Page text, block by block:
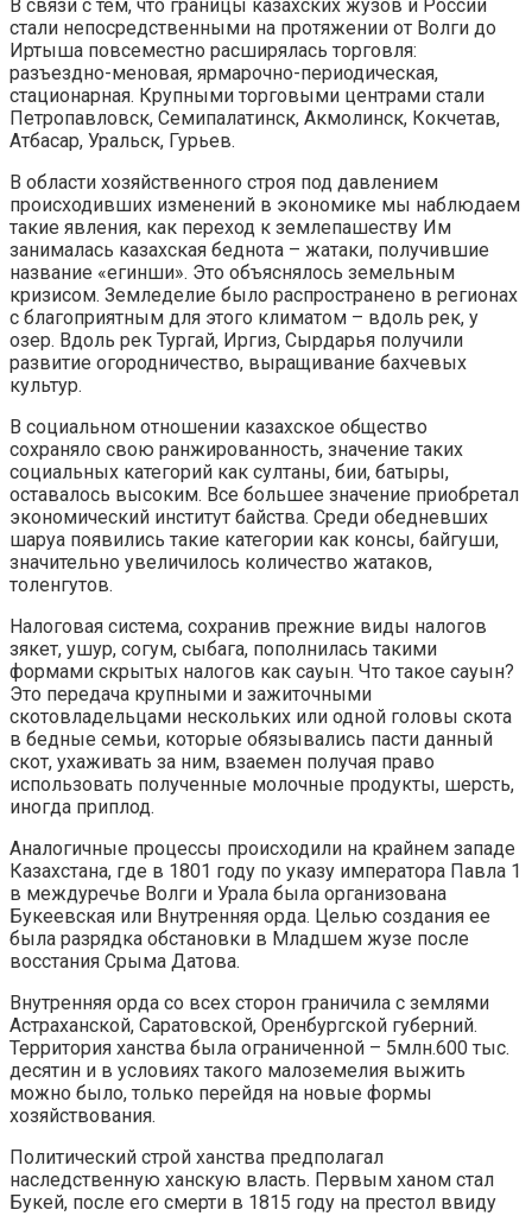
В связи с тем, что границы казахских жузов и России
стали непосредственными на протяжении от Волги до
Иртыша повсеместно расширялась торговля:
разъездно-меновая, ярмарочно-периодическая,
стационарная. Крупными торговыми центрами стали
Петропавловск, Семипалатинск, Акмолинск, Кокчетав,
Атбасар, Уральск, Гурьев.
В области хозяйственного строя под давлением
происходивших изменений в экономике мы наблюдаем
такие явления, как переход к землепашеству Им
занималась казахская беднота – жатаки, получившие
название «егинши». Это объяснялось земельным
кризисом. Земледелие было распространено в регионах
с благоприятным для этого климатом – вдоль рек, у
озер. Вдоль рек Тургай, Иргиз, Сырдарья получили
развитие огородничество, выращивание бахчевых
культур.
В социальном отношении казахское общество
сохраняло свою ранжированность, значение таких
социальных категорий как султаны, бии, батыры,
оставалось высоким. Все большее значение приобретал
экономический институт байства. Среди обедневших
шаруа появились такие категории как консы, байгуши,
значительно увеличилось количество жатаков,
толенгутов.
Налоговая система, сохранив прежние виды налогов
зякет, ушур, согум, сыбага, пополнилась такими
формами скрытых налогов как сауын. Что такое сауын?
Это передача крупными и зажиточными
скотовладельцами нескольких или одной головы скота
в бедные семьи, которые обязывались пасти данный
скот, ухаживать за ним, взаемен получая право
использовать полученные молочные продукты, шерсть,
иногда приплод.
Аналогичные процессы происходили на крайнем западе
Казахстана, где в 1801 году по указу императора Павла 1
в междуречье Волги и Урала была организована
Букеевская или Внутренняя орда. Целью создания ее
была разрядка обстановки в Младшем жузе после
восстания Срыма Датова.
Внутренняя орда со всех сторон граничила с землями
Астраханской, Саратовской, Оренбургской губерний.
Территория ханства была ограниченной – 5млн.600 тыс.
десятин и в условиях такого малоземелия выжить
можно было, только перейдя на новые формы
хозяйствования.
Политический строй ханства предполагал
наследственную ханскую власть. Первым ханом стал
Букей, после его смерти в 1815 году на престол ввиду